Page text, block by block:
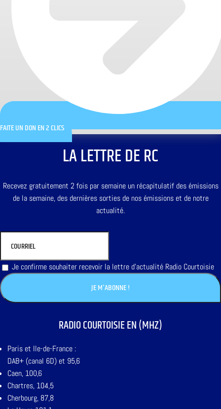
FAITE UN DON EN 2 CLICS
LA LETTRE DE RC
Recevez gratuitement 2 fois par semaine un récapitulatif des émissions
de la semaine, des dernières sorties de nos émissions et de notre
actualité.
Je confirme souhaiter recevoir la lettre d'actualité Radio Courtoisie
RADIO COURTOISIE EN (MHZ)
Paris et Ile-de-France :
DAB+ (canal 6D) et 95,6
Caen, 100,6
Chartres, 104,5
Cherbourg, 87,8